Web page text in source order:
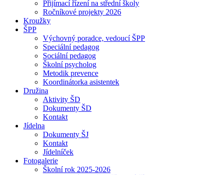
Přijímací řízení na střední školy
Ročníkové projekty 2026
Kroužky
ŠPP
Výchovný poradce, vedoucí ŠPP
Speciální pedagog
Sociální pedagog
Školní psycholog
Metodik prevence
Koordinátorka asistentek
Družina
Aktivity ŠD
Dokumenty ŠD
Kontakt
Jídelna
Dokumenty ŠJ
Kontakt
Jídelníček
Fotogalerie
Školní rok 2025-2026